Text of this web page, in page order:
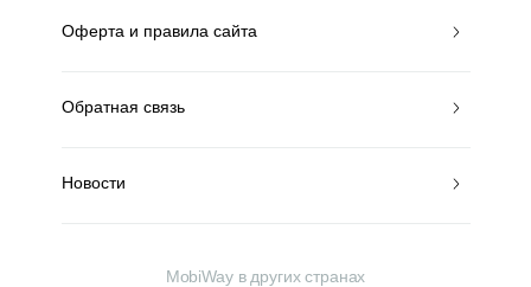
Оферта и правила сайта
Обратная связь
Новости
MobiWay в других странах